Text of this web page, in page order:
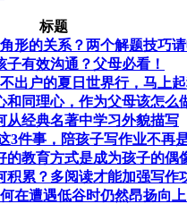
标题
形的关系？两个解题技巧
子有效沟通？父母必看！
出户的夏日世界行，马上
和同理心，作为父母该怎么
从经典名著中学习外貌描写
3件事，陪孩子写作业不再
的教育方式是成为孩子的偶
积累？多阅读才能加强写作
在遭遇低谷时仍然昂扬向